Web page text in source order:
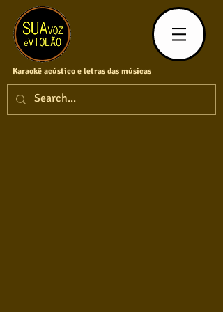
Karaokê acústico e letras das músicas